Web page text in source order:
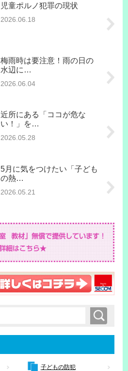
児童ポルノ犯罪の現状
2026.06.18
梅雨時は要注意！雨の日の
水辺に…
2026.06.04
近所にある「ココが危な
い！」を…
2026.05.28
5月に気をつけたい「子ども
の熱…
2026.05.21
検索
子どもの防犯